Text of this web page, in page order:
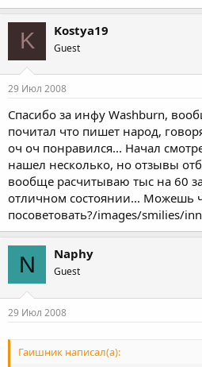
K Kostya19
Guest
29 Июл 2008
Спасибо за инфу Washburn,
почитал что пишет народ,
оч оч понравился... Начал
нашел несколько, но отзывы
вообще расчитываю тыс на 60
отличном состоянии... Можешь
посоветовать?/images/smilies/
N Naphy
Guest
29 Июл 2008
Гаишник написал(а):